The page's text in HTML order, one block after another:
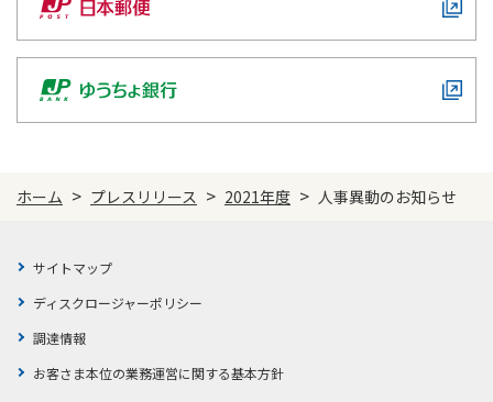
各種サービス・お知らせ
かんぽプラチナライフサービス
ご契約のしおり・約款（Web約款）
お問い合わせ
ご契約手続きの流れ
保険料のお払込方法
保険用語集
すこやか健康ラボ
ラジオ体操・みんなの体操
ラジオ体操ポータルサイト
かんぽブランド
お客さまの声／お客さまサービス向上の取組み
ホーム > プレスリリース > 2021年度 > 人事異動のお知らせ
サイトマップ
ディスクロージャーポリシー
調達情報
お客さま本位の業務運営に関する基本方針